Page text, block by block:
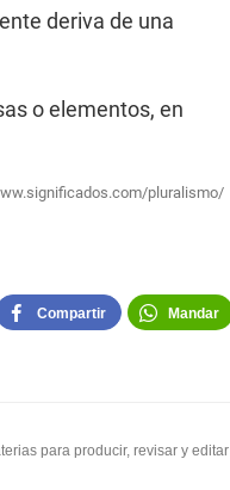
deriva de una
o elementos, en
pluralismo/
Compartir Mandar
para producir, revisar y editar